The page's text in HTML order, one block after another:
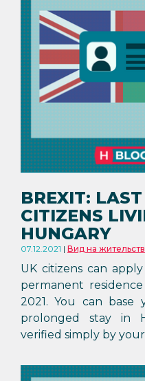
BREXIT:
CITIZENS
HUNGARY
07.12.2021 Вид на
UK citizens can
permanent
2021. You can
prolonged stay in
verified simply by